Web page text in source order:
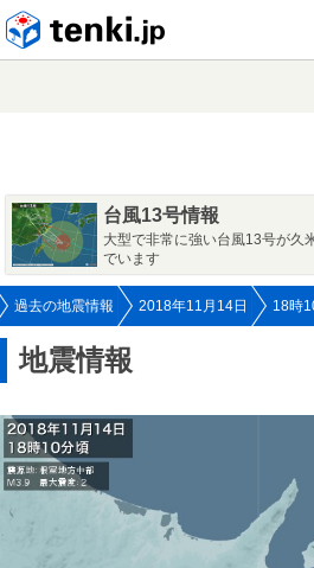
台風13号情報
大型で非常に強い台風13号が久
でいます
過去の地震情報 2018年11月14日 18時
地震情報